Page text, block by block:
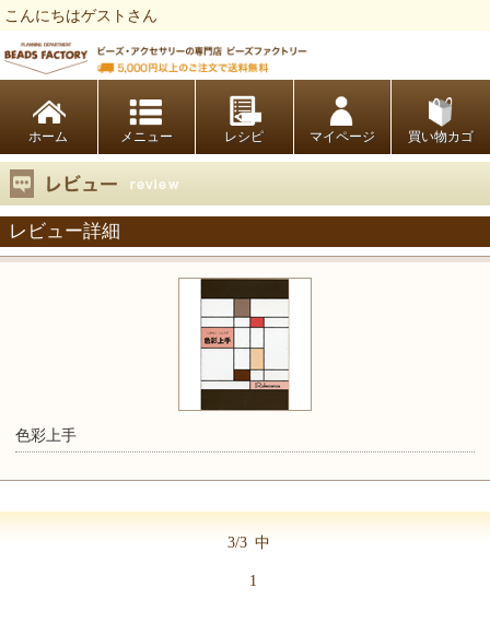
こんにちはゲストさん
ホーム レシピ マイページ 買い物カゴ
レビュー詳細
色彩上手
3/3 中
1